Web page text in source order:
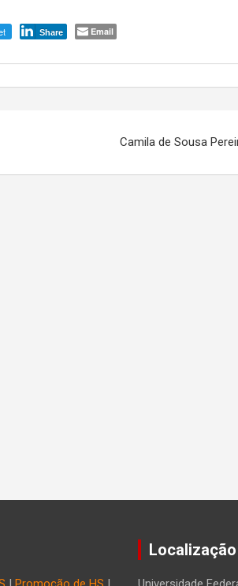
Share Email
Camila de Sousa
Localização